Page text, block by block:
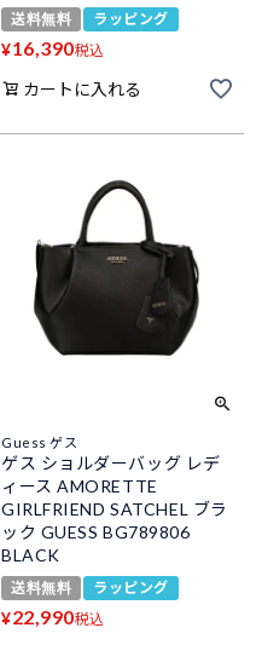
送料無料 ラッピング
¥16,390税込
カートに入れる
Guess ゲス
ゲス ショルダーバッグ レデ
ィース AMORETTE
GIRLFRIEND SATCHEL ブラ
ック GUESS BG789806
BLACK
送料無料 ラッピング
¥22,990税込